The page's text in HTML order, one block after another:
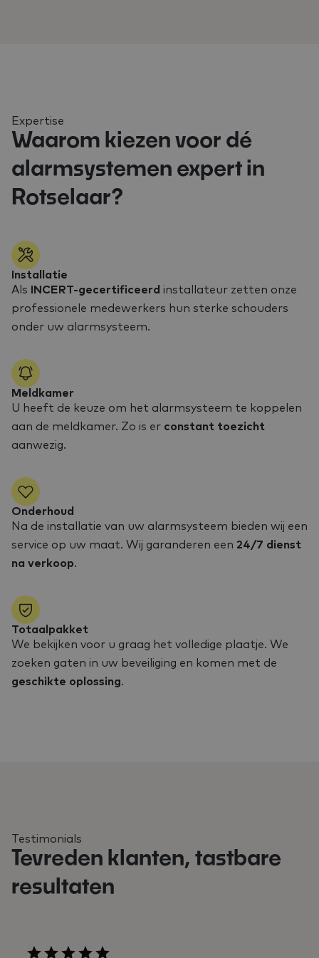
Expertise
Waarom kiezen voor dé
alarmsystemen expert in
Rotselaar?
Installatie
Als
INCERT-gecertificeerd installateur zetten onze
professionele medewerkers hun sterke schouders
onder uw alarmsysteem.
Meldkamer
U heeft de keuze om het alarmsysteem te koppelen
aan de meldkamer. Zo is er constant toezicht
aanwezig.
Onderhoud
Na de installatie van uw alarmsysteem bieden wij een
service op uw maat. Wij garanderen een 24/7 dienst
na verkoop.
Totaalpakket
We bekijken voor u graag het volledige plaatje. We
zoeken gaten in uw beveiliging en komen met de
geschikte oplossing.
Testimonials
Tevreden klanten, tastbare
resultaten